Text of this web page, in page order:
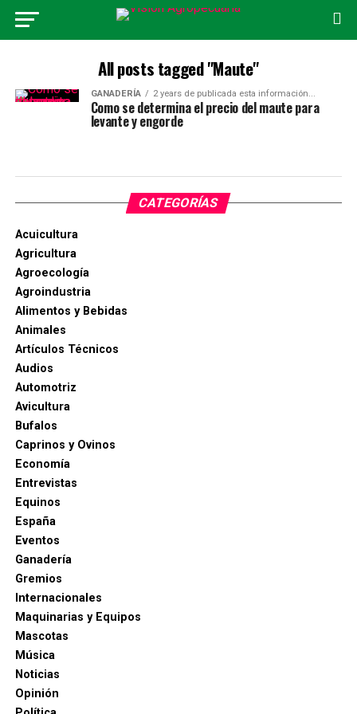
All posts tagged "Maute"
GANADERÍA 2 years de publicada esta información...
Como se determina el precio del maute para
levante y engorde
CATEGORÍAS
Acuicultura
Agricultura
Agroecología
Agroindustria
Alimentos y Bebidas
Animales
Artículos Técnicos
Audios
Automotriz
Avicultura
Bufalos
Caprinos y Ovinos
Economía
Entrevistas
Equinos
España
Eventos
Ganadería
Gremios
Internacionales
Maquinarias y Equipos
Mascotas
Música
Noticias
Opinión